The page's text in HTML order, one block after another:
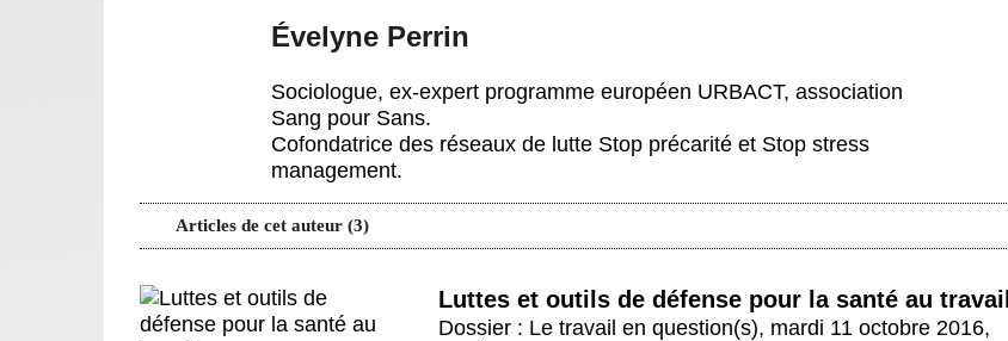
Évelyne Perrin
Sociologue, ex-expert programme européen URBACT, association
Sang pour Sans.
Cofondatrice des réseaux de lutte Stop précarité et Stop stress
management.
Articles de cet auteur (3)
Luttes et outils de défense pour la santé au travail
Dossier : Le travail en question(s), mardi 11 octobre 2016,